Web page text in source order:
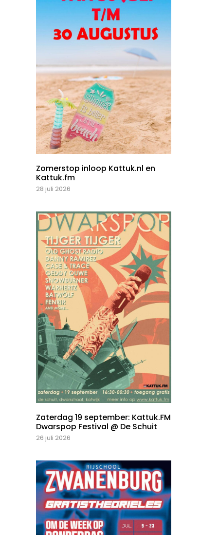
Zomerstop inloop Kattuk.nl en
Kattuk.fm
28 juli 2026
Zaterdag 19 september: Kattuk.FM
Dwarspop Festival @ De Schuit
26 juli 2026